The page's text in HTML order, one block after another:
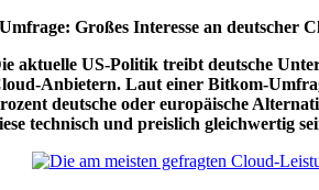
Umfrage: Großes Interesse an deutscher
aktuelle US-Politik treibt deutsche
Anbietern. Laut einer Bitkom-
deutsche oder europäische
technisch und preislich gleichwertig